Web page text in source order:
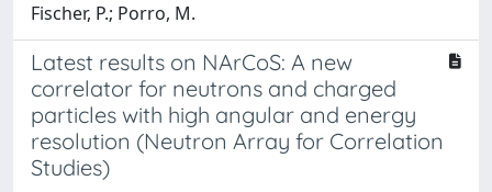
Fischer, P.; Porro, M.
Latest results on NArCoS: A new
correlator for neutrons and charged
particles with high angular and energy
resolution (Neutron Array for Correlation
Studies)